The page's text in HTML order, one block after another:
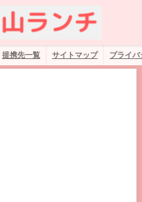
提携先一覧 サイトマップ プライ